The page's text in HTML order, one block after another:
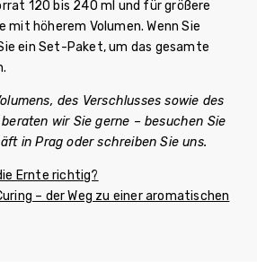
120 bis 240 ml und für größere
mit höherem Volumen. Wenn Sie
ein Set-Paket, um das gesamte
des Verschlusses sowie des
wir Sie gerne – besuchen Sie
in Prag oder schreiben Sie uns.
Ernte richtig?
– der Weg zu einer aromatischen